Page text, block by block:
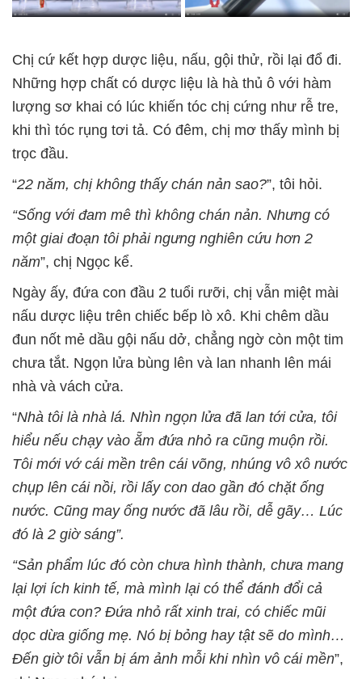
Chị cứ kết hợp dược liệu, nấu, gội thử, rồi lại đổ đi.
Những hợp chất có dược liệu là hà thủ ô với hàm
lượng sơ khai có lúc khiến tóc chị cứng như rễ tre,
khi thì tóc rụng tơi tả. Có đêm, chị mơ thấy mình bị
trọc đầu.
“22 năm, chị không thấy chán nản sao?”, tôi hỏi.
“Sống với đam mê thì không chán nản. Nhưng có
một giai đoạn tôi phải ngưng nghiên cứu hơn 2
năm”, chị Ngọc kể.
Ngày ấy, đứa con đầu 2 tuổi rưỡi, chị vẫn miệt mài
nấu dược liệu trên chiếc bếp lò xô. Khi chêm dầu
đun nốt mẻ dầu gội nấu dở, chẳng ngờ còn một tim
chưa tắt. Ngọn lửa bùng lên và lan nhanh lên mái
nhà và vách cửa.
“Nhà tôi là nhà lá. Nhìn ngọn lửa đã lan tới cửa, tôi
hiểu nếu chạy vào ẵm đứa nhỏ ra cũng muộn rồi.
Tôi mới vớ cái mền trên cái võng, nhúng vô xô nước
chụp lên cái nồi, rồi lấy con dao gần đó chặt ống
nước. Cũng may ống nước đã lâu rồi, dễ gãy… Lúc
đó là 2 giờ sáng”.
“Sản phẩm lúc đó còn chưa hình thành, chưa mang
lại lợi ích kinh tế, mà mình lại có thể đánh đổi cả
một đứa con? Đứa nhỏ rất xinh trai, có chiếc mũi
dọc dừa giống mẹ. Nó bị bỏng hay tật sẽ do mình…
Đến giờ tôi vẫn bị ám ảnh mỗi khi nhìn vô cái mền”,